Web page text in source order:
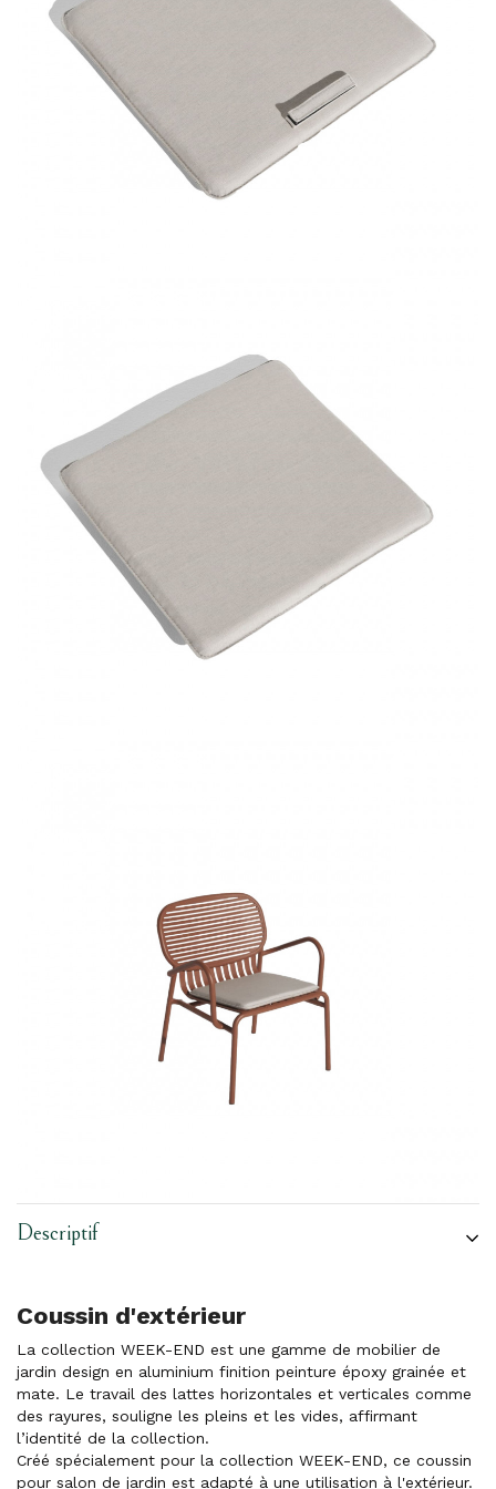
Descriptif
Coussin d'extérieur
La collection WEEK-END est une gamme de mobilier de
jardin design en aluminium finition peinture époxy grainée et
mate. Le travail des lattes horizontales et verticales comme
des rayures, souligne les pleins et les vides, affirmant
l’identité de la collection.
Créé spécialement pour la collection WEEK-END, ce coussin
pour salon de jardin est adapté à une utilisation à l'extérieur.